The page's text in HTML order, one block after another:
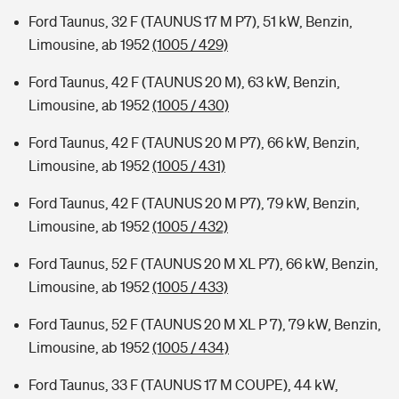
Ford Taunus, 32 F (TAUNUS 17 M P7), 51 kW, Benzin,
Limousine, ab 1952(1005 / 429)
Ford Taunus, 42 F (TAUNUS 20 M), 63 kW, Benzin,
Limousine, ab 1952(1005 / 430)
Ford Taunus, 42 F (TAUNUS 20 M P7), 66 kW, Benzin,
Limousine, ab 1952(1005 / 431)
Ford Taunus, 42 F (TAUNUS 20 M P7), 79 kW, Benzin,
Limousine, ab 1952(1005 / 432)
Ford Taunus, 52 F (TAUNUS 20 M XL P7), 66 kW, Benzin,
Limousine, ab 1952(1005 / 433)
Ford Taunus, 52 F (TAUNUS 20 M XL P 7), 79 kW, Benzin,
Limousine, ab 1952(1005 / 434)
Ford Taunus, 33 F (TAUNUS 17 M COUPE), 44 kW,